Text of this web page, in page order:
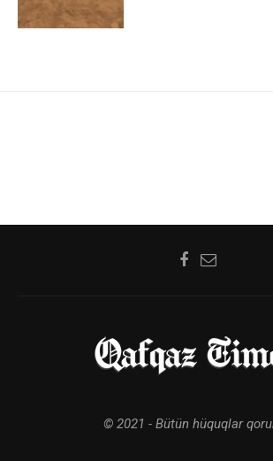
© 2021 - Bütün hüquqlar